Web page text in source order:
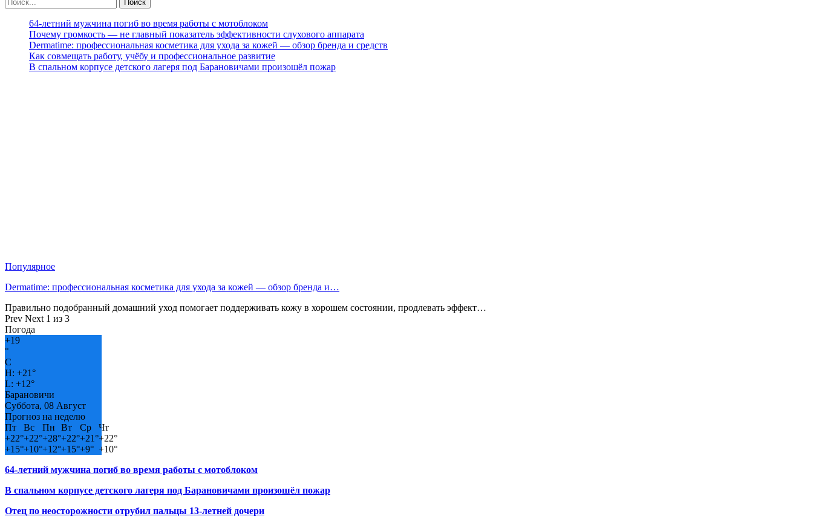
64-летний мужчина погиб во время работы с мотоблоком
Почему громкость — не главный показатель эффективности слухового аппарата
Dermatime: профессиональная косметика для ухода за кожей — обзор бренда и средств
Как совмещать работу, учёбу и профессиональное развитие
В спальном корпусе детского лагеря под Барановичами произошёл пожар
Популярное
Dermatime: профессиональная косметика для ухода за кожей — обзор бренда и…
Правильно подобранный домашний уход помогает поддерживать кожу в хорошем состоянии, продлевать эффект…
Prev Next 1 из 3
Погода
+19
°
C
H: +21°
L: +12°
Барановичи
Суббота, 08 Август
Прогноз на неделю
Пт
Вс Пн Вт Ср
Чт
+22°+22°+28°+22°+21°+22°
+15°+10°+12°+15°+9° +10°
64-летний мужчина погиб во время работы с мотоблоком
В спальном корпусе детского лагеря под Барановичами произошёл пожар
Отец по неосторожности отрубил пальцы 13-летней дочери